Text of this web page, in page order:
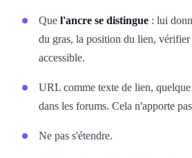
Que l'ancre se distingue : lui
du gras, la position du lien,
accessible.
URL comme texte de lien,
dans les forums. Cela n'apporte
Ne pas s'étendre.